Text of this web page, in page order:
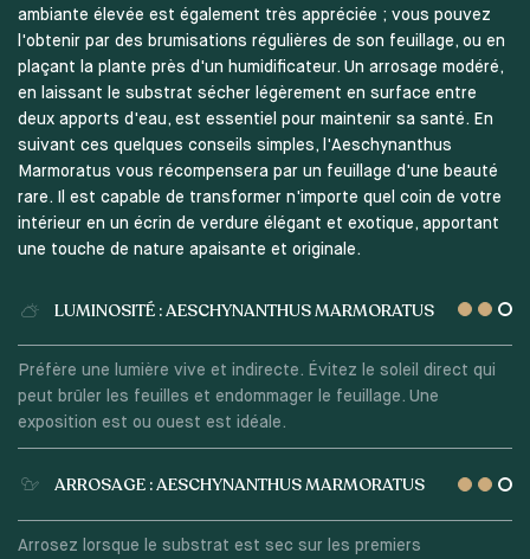
ambiante élevée est également très appréciée ; vous pouvez
l'obtenir par des brumisations régulières de son feuillage, ou en
plaçant la plante près d'un humidificateur. Un arrosage modéré,
en laissant le substrat sécher légèrement en surface entre
deux apports d'eau, est essentiel pour maintenir sa santé. En
suivant ces quelques conseils simples, l'Aeschynanthus
Marmoratus vous récompensera par un feuillage d'une beauté
rare. Il est capable de transformer n'importe quel coin de votre
intérieur en un écrin de verdure élégant et exotique, apportant
une touche de nature apaisante et originale.
LUMINOSITÉ : AESCHYNANTHUS MARMORATUS
Préfère une lumière vive et indirecte. Évitez le soleil direct qui
peut brûler les feuilles et endommager le feuillage. Une
exposition est ou ouest est idéale.
ARROSAGE : AESCHYNANTHUS MARMORATUS
Arrosez lorsque le substrat est sec sur les premiers